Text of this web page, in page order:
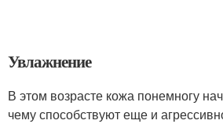
Увлажнение
В этом возрасте кожа понемногу
чему способствуют еще и